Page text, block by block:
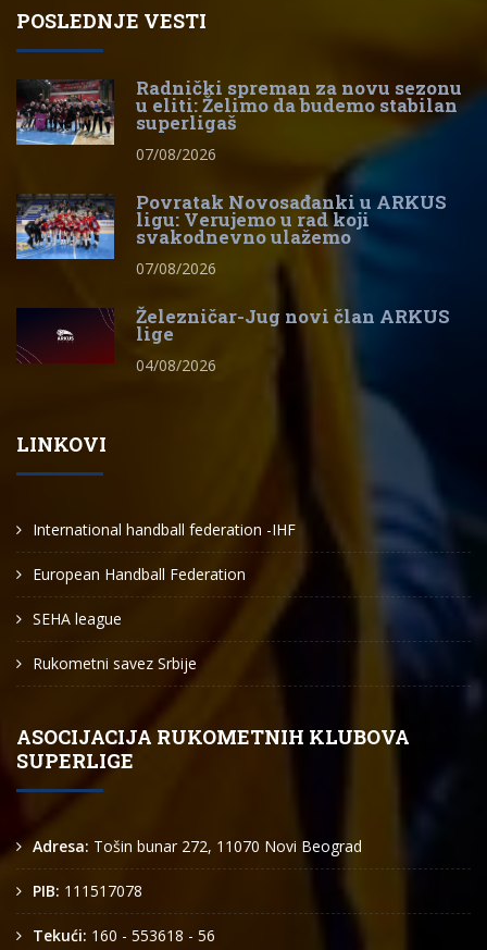
POSLEDNJE VESTI
Radnički spreman za novu sezonu
u eliti: Želimo da budemo stabilan
superligaš
07/08/2026
Povratak Novosađanki u ARKUS
ligu: Verujemo u rad koji
svakodnevno ulažemo
07/08/2026
Železničar-Jug novi član ARKUS
lige
04/08/2026
LINKOVI
International handball federation -IHF
European Handball Federation
SEHA league
Rukometni savez Srbije
ASOCIJACIJA RUKOMETNIH KLUBOVA
SUPERLIGE
Adresa: Tošin bunar 272, 11070 Novi Beograd
PIB: 111517078
Tekući: 160 - 553618 - 56